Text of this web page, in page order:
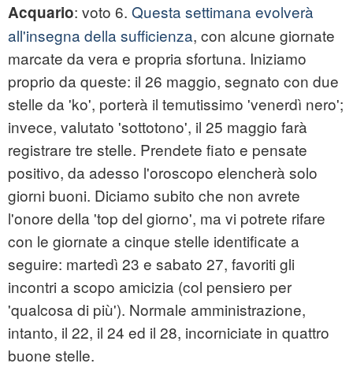
Acquario: voto 6. Questa settimana evolverà
all'insegna della sufficienza, con alcune giornate
marcate da vera e propria sfortuna. Iniziamo
proprio da queste: il 26 maggio, segnato con due
stelle da 'ko', porterà il temutissimo 'venerdì nero';
invece, valutato 'sottotono', il 25 maggio farà
registrare tre stelle. Prendete fiato e pensate
positivo, da adesso l'oroscopo elencherà solo
giorni buoni. Diciamo subito che non avrete
l'onore della 'top del giorno', ma vi potrete rifare
con le giornate a cinque stelle identificate a
seguire: martedì 23 e sabato 27, favoriti gli
incontri a scopo amicizia (col pensiero per
'qualcosa di più'). Normale amministrazione,
intanto, il 22, il 24 ed il 28, incorniciate in quattro
buone stelle.